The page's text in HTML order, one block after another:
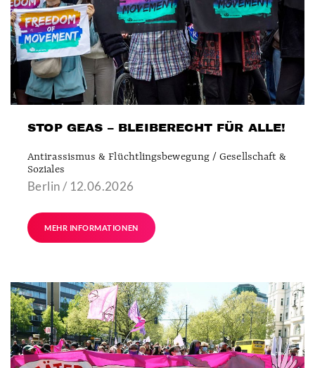
STOP GEAS – BLEIBERECHT FÜR ALLE!
Antirassismus & Flüchtlingsbewegung / Gesellschaft &
Soziales
Berlin / 12.06.2026
MEHR INFORMATIONEN